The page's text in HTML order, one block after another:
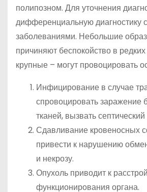
полипозном. Для уточнения
дифференциальную диагностику
заболеваниями. Небольшие
причиняют беспокойство в
крупные – могут провоцировать
Инфицирование в случае
спровоцировать заражение
тканей, вызвать
Сдавливание кровеносных
привести к нарушению
и некрозу.
Опухоль приводит к
функционирования органа.